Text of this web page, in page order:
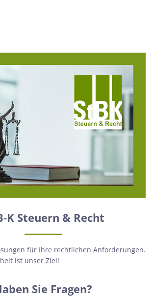
K Steuern & Recht
für Ihre rechtlichen Anforderungen.
ist unser Ziel!
Sie Fragen?